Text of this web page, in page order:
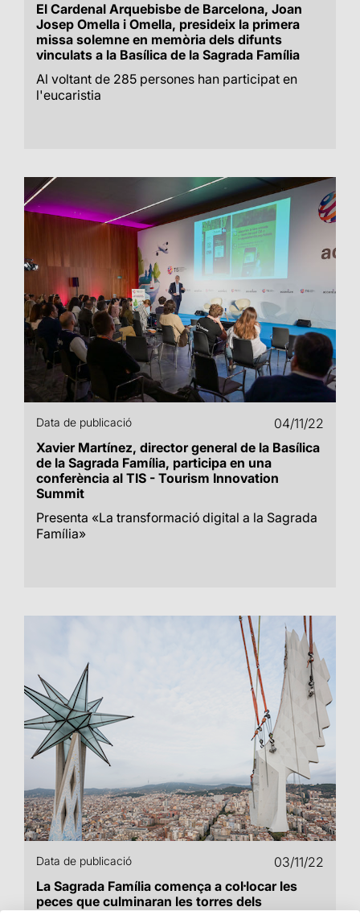
El Cardenal Arquebisbe de Barcelona, Joan
Josep Omella i Omella, presideix la primera
missa solemne en memòria dels difunts
vinculats a la Basílica de la Sagrada Família
Al voltant de 285 persones han participat en
l'eucaristia
Data de publicació
04/11/22
Xavier Martínez, director general de la Basílica
de la Sagrada Família, participa en una
conferència al TIS - Tourism Innovation
Summit
Presenta «La transformació digital a la Sagrada
Família»
Data de publicació
03/11/22
La Sagrada Família comença a col·locar les
peces que culminaran les torres dels